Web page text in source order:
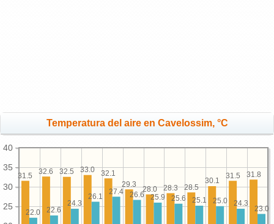
Temperatura del aire en Cavelossim, °C
25
30
35
40
31.8
31.5
30.1
28.5
28.3
28.0
29.3
32.1
33.0
32.5
32.6
31.5
23.0
24.3
25.0
25.1
25.6
25.9
26.6
27.4
26.1
24.3
22.6
22.0